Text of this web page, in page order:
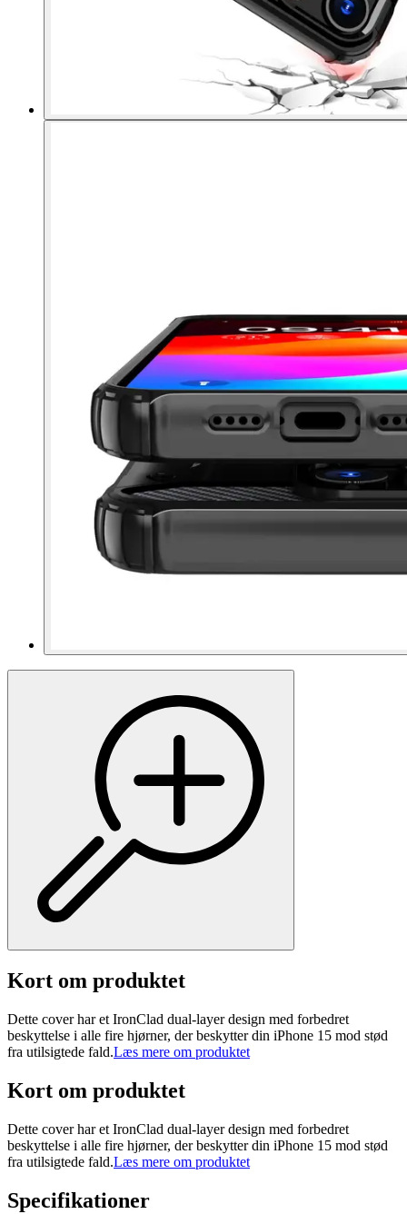
Kort om produktet
Dette cover har et IronClad dual-layer design med forbedret
beskyttelse i alle fire hjørner, der beskytter din iPhone 15 mod stød
fra utilsigtede fald.Læs mere om produktet
Kort om produktet
Dette cover har et IronClad dual-layer design med forbedret
beskyttelse i alle fire hjørner, der beskytter din iPhone 15 mod stød
fra utilsigtede fald.Læs mere om produktet
Specifikationer